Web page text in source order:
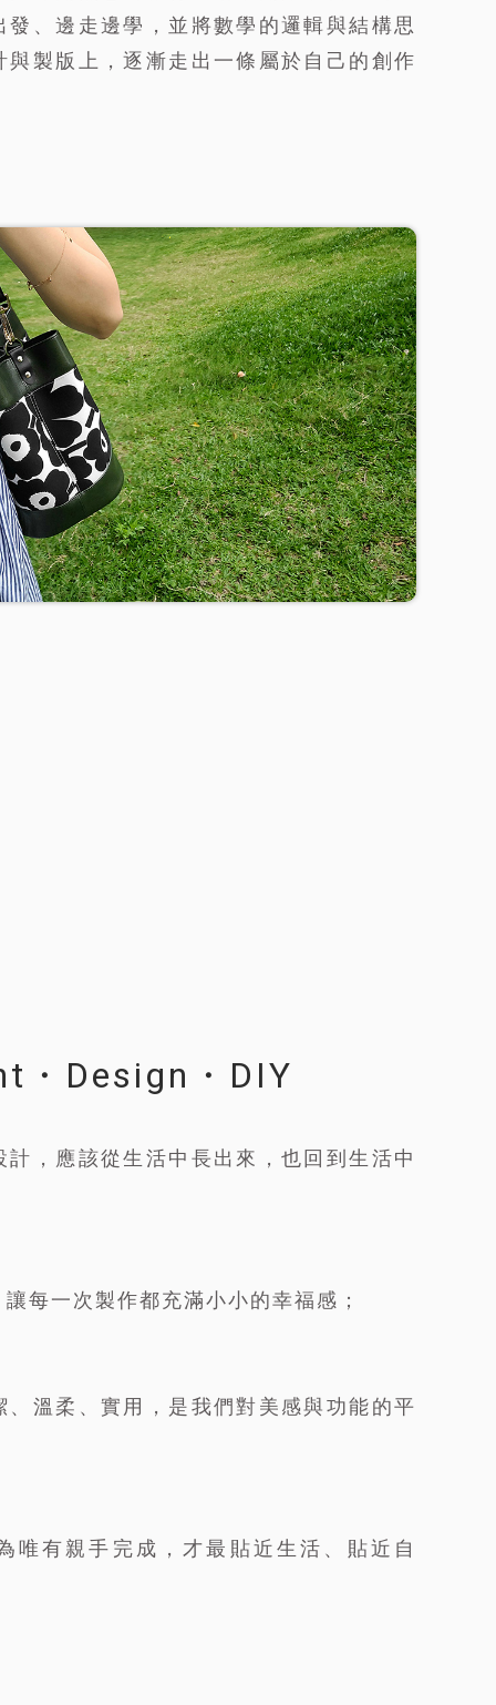
發、邊走邊學，並將數學的邏輯與結構思
與製版上，逐漸走出一條屬於自己的創作
・Design・DIY
計，應該從生活中長出來，也回到生活中
每一次製作都充滿小小的幸福感；
、溫柔、實用，是我們對美感與功能的平
唯有親手完成，才最貼近生活、貼近自